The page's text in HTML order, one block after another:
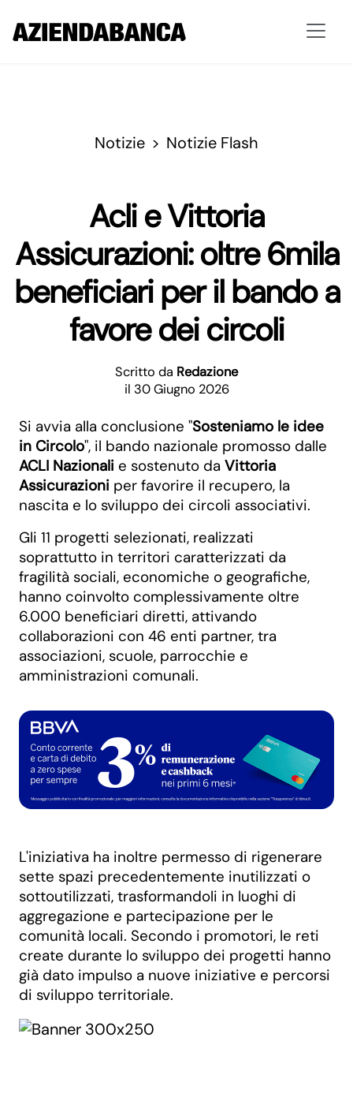
Notizie Notizie Flash
Acli e Vittoria
Assicurazioni: oltre 6mila
beneficiari per il bando a
favore dei circoli
Scritto da Redazione
il 30 Giugno 2026
Si avvia alla conclusione "Sosteniamo le idee
in Circolo", il bando nazionale promosso dalle
ACLI Nazionali e sostenuto da Vittoria
Assicurazioni per favorire il recupero, la
nascita e lo sviluppo dei circoli associativi.
Gli 11 progetti selezionati, realizzati
soprattutto in territori caratterizzati da
fragilità sociali, economiche o geografiche,
hanno coinvolto complessivamente oltre
6.000 beneficiari diretti, attivando
collaborazioni con 46 enti partner, tra
associazioni, scuole, parrocchie e
amministrazioni comunali.
L'iniziativa ha inoltre permesso di rigenerare
sette spazi precedentemente inutilizzati o
sottoutilizzati, trasformandoli in luoghi di
aggregazione e partecipazione per le
comunità locali. Secondo i promotori, le reti
create durante lo sviluppo dei progetti hanno
già dato impulso a nuove iniziative e percorsi
di sviluppo territoriale.